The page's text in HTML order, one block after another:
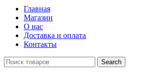
Главная
Магазин
О нас
Доставка и оплата
Контакты
Search